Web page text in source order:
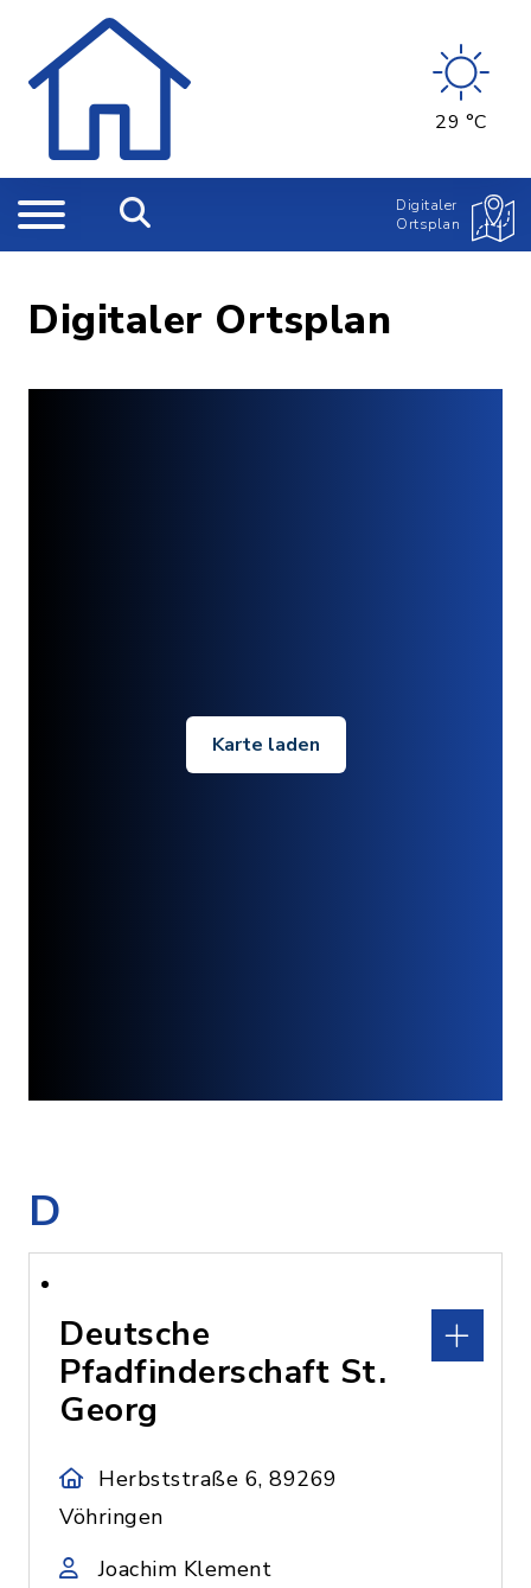
29 °C
Digitaler
Ortsplan
Digitaler Ortsplan
Karte laden
D
Deutsche
Pfadfinderschaft St.
Georg
Herbststraße 6, 89269
Vöhringen
Joachim Klement